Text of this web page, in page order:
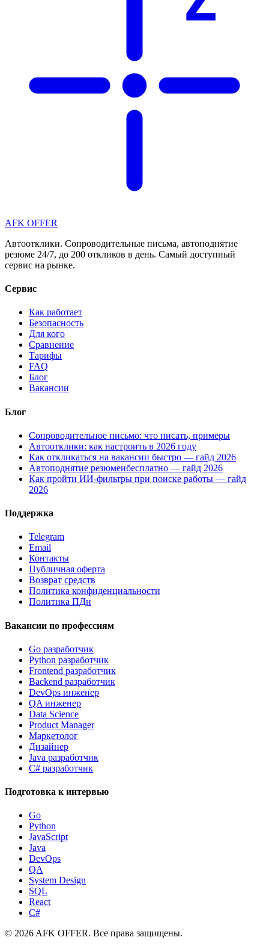
AFK OFFER
Автоотклики. Сопроводительные письма, автоподнятие
резюме 24/7, до 200 откликов в день. Самый доступный
сервис на рынке.
Сервис
Как работает
Безопасность
Для кого
Сравнение
Тарифы
FAQ
Блог
Вакансии
Блог
Сопроводительное письмо: что писать, примеры
Автоотклики: как настроить в 2026 году
Как откликаться на вакансии быстро — гайд 2026
Автоподнятие резюмеибесплатно — гайд 2026
Как пройти ИИ-фильтры при поиске работы — гайд
2026
Поддержка
Telegram
Email
Контакты
Публичная оферта
Возврат средств
Политика конфиденциальности
Политика ПДн
Вакансии по профессиям
Go разработчик
Python разработчик
Frontend разработчик
Backend разработчик
DevOps инженер
QA инженер
Data Science
Product Manager
Маркетолог
Дизайнер
Java разработчик
C# разработчик
Подготовка к интервью
Go
Python
JavaScript
Java
DevOps
QA
System Design
SQL
React
C#
© 2026AFK OFFER. Все права защищены.